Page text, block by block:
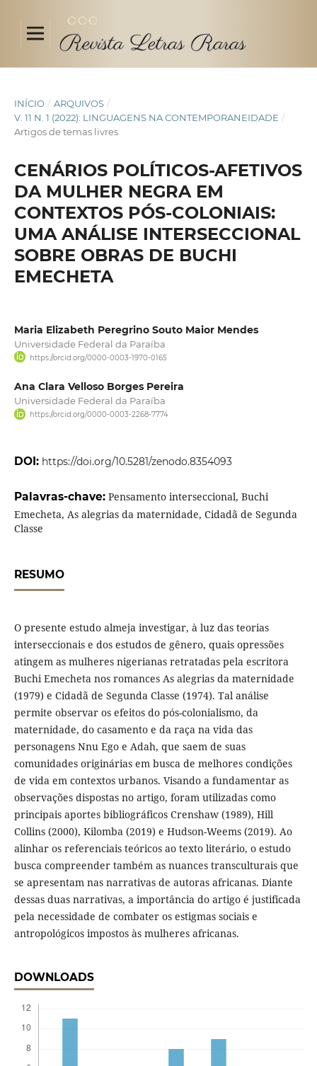
INÍCIO / ARQUIVOS /
V. 11 N. 1 (2022): LINGUAGENS NA CONTEMPORANEIDADE /
Artigos de temas livres
CENÁRIOS POLÍTICOS-AFETIVOS
DA MULHER NEGRA EM
CONTEXTOS PÓS-COLONIAIS:
UMA ANÁLISE INTERSECCIONAL
SOBRE OBRAS DE BUCHI
EMECHETA
Maria Elizabeth Peregrino Souto Maior Mendes
Universidade Federal da Paraíba
https://orcid.org/0000-0003-1970-0165
Ana Clara Velloso Borges Pereira
Universidade Federal da Paraíba
https://orcid.org/0000-0003-2268-7774
DOI: https://doi.org/10.5281/zenodo.8354093
Palavras-chave: Pensamento interseccional, Buchi
Emecheta, As alegrias da maternidade, Cidadã de Segunda
Classe
RESUMO
O presente estudo almeja investigar, à luz das teorias
interseccionais e dos estudos de gênero, quais opressões
atingem as mulheres nigerianas retratadas pela escritora
Buchi Emecheta nos romances As alegrias da maternidade
(1979) e Cidadã de Segunda Classe (1974). Tal análise
permite observar os efeitos do pós-colonialismo, da
maternidade, do casamento e da raça na vida das
personagens Nnu Ego e Adah, que saem de suas
comunidades originárias em busca de melhores condições
de vida em contextos urbanos. Visando a fundamentar as
observações dispostas no artigo, foram utilizadas como
principais aportes bibliográficos Crenshaw (1989), Hill
Collins (2000), Kilomba (2019) e Hudson-Weems (2019). Ao
alinhar os referenciais teóricos ao texto literário, o estudo
busca compreender também as nuances transculturais que
se apresentam nas narrativas de autoras africanas. Diante
dessas duas narrativas, a importância do artigo é justificada
pela necessidade de combater os estigmas sociais e
antropológicos impostos às mulheres africanas.
DOWNLOADS